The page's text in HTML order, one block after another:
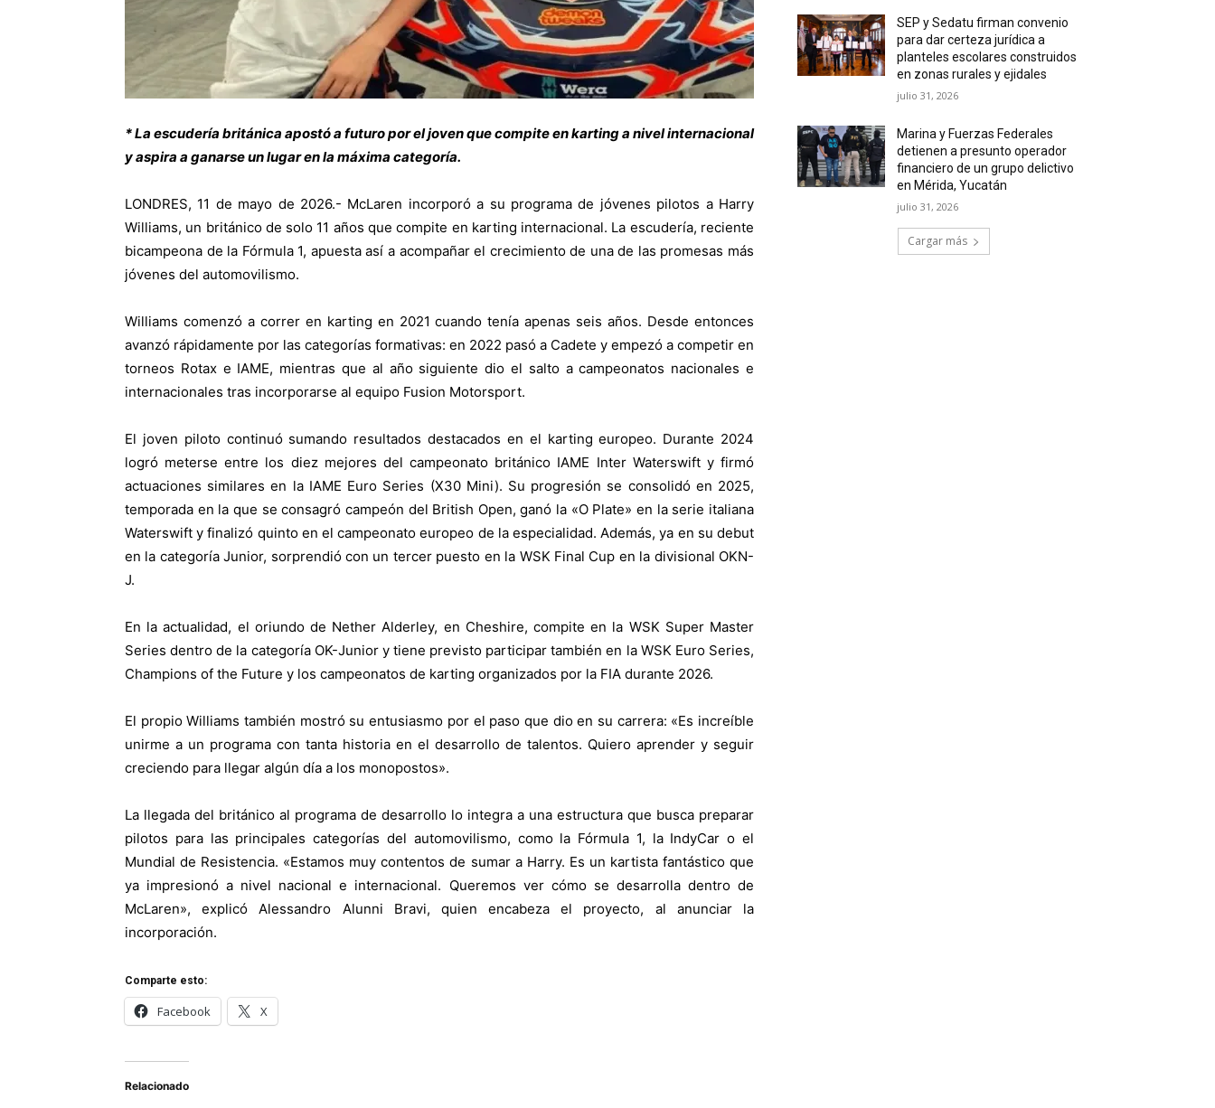
* La escudería británica apostó a futuro por el joven que compite en karting a nivel internacional
y aspira a ganarse un lugar en la máxima categoría.
LONDRES, 11 de mayo de 2026.- McLaren incorporó a su programa de jóvenes pilotos a Harry
Williams, un británico de solo 11 años que compite en karting internacional. La escudería, reciente
bicampeona de la Fórmula 1, apuesta así a acompañar el crecimiento de una de las promesas más
jóvenes del automovilismo.
Williams comenzó a correr en karting en 2021 cuando tenía apenas seis años. Desde entonces
avanzó rápidamente por las categorías formativas: en 2022 pasó a Cadete y empezó a competir en
torneos Rotax e IAME, mientras que al año siguiente dio el salto a campeonatos nacionales e
internacionales tras incorporarse al equipo Fusion Motorsport.
El joven piloto continuó sumando resultados destacados en el karting europeo. Durante 2024
logró meterse entre los diez mejores del campeonato británico IAME Inter Waterswift y firmó
actuaciones similares en la IAME Euro Series (X30 Mini). Su progresión se consolidó en 2025,
temporada en la que se consagró campeón del British Open, ganó la «O Plate» en la serie italiana
Waterswift y finalizó quinto en el campeonato europeo de la especialidad. Además, ya en su debut
en la categoría Junior, sorprendió con un tercer puesto en la WSK Final Cup en la divisional OKN-
J.
En la actualidad, el oriundo de Nether Alderley, en Cheshire, compite en la WSK Super Master
Series dentro de la categoría OK-Junior y tiene previsto participar también en la WSK Euro Series,
Champions of the Future y los campeonatos de karting organizados por la FIA durante 2026.
El propio Williams también mostró su entusiasmo por el paso que dio en su carrera: «Es increíble
unirme a un programa con tanta historia en el desarrollo de talentos. Quiero aprender y seguir
creciendo para llegar algún día a los monopostos».
La llegada del británico al programa de desarrollo lo integra a una estructura que busca preparar
pilotos para las principales categorías del automovilismo, como la Fórmula 1, la IndyCar o el
Mundial de Resistencia. «Estamos muy contentos de sumar a Harry. Es un kartista fantástico que
ya impresionó a nivel nacional e internacional. Queremos ver cómo se desarrolla dentro de
McLaren», explicó Alessandro Alunni Bravi, quien encabeza el proyecto, al anunciar la
incorporación.
Comparte esto:
Facebook X
Relacionado
SEP y Sedatu firman convenio
para dar certeza jurídica a
planteles escolares construidos
en zonas rurales y ejidales
julio 31, 2026
Marina y Fuerzas Federales
detienen a presunto operador
financiero de un grupo delictivo
en Mérida, Yucatán
julio 31, 2026
Cargar más